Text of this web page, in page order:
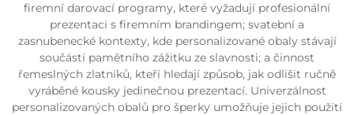
firemní darovací programy, které vyžadují profesionální
prezentaci s firemním brandingem; svatební a
zasnubenecké kontexty, kde personalizované obaly stávají
součástí pamětního zážitku ze slavnosti; a činnost
řemeslných zlatníků, kteří hledají způsob, jak odlišit ručně
vyráběné kousky jedinečnou prezentací. Univerzálnost
personalizovaných obalů pro šperky umožňuje jejich použití